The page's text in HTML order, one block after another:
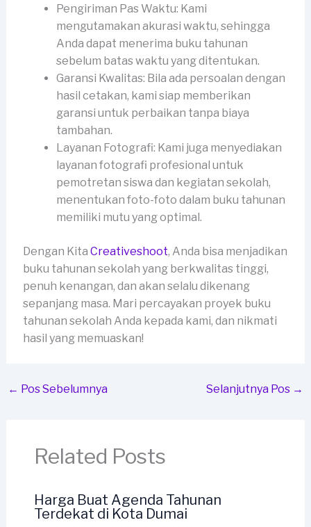
Pengiriman Pas Waktu: Kami
mengutamakan akurasi waktu, sehingga
Anda dapat menerima buku tahunan
sebelum batas waktu yang ditentukan.
Garansi Kwalitas: Bila ada persoalan dengan
hasil cetakan, kami siap memberikan
garansi untuk perbaikan tanpa biaya
tambahan.
Layanan Fotografi: Kami juga menyediakan
layanan fotografi profesional untuk
pemotretan siswa dan kegiatan sekolah,
menentukan foto-foto dalam buku tahunan
memiliki mutu yang optimal.
Dengan Kita Creativeshoot, Anda bisa menjadikan
buku tahunan sekolah yang berkwalitas tinggi,
penuh kenangan, dan akan selalu dikenang
sepanjang masa. Mari percayakan proyek buku
tahunan sekolah Anda kepada kami, dan nikmati
hasil yang memuaskan!
← Pos Sebelumnya Selanjutnya Pos →
Related Posts
Harga Buat Agenda Tahunan
Terdekat di Kota Dumai